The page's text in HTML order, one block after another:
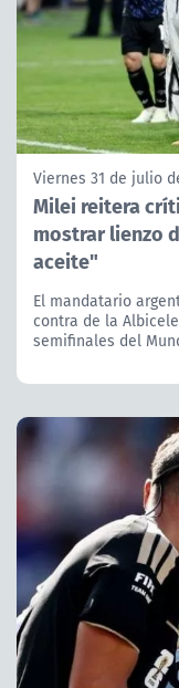
Viernes 31 de julio
Milei reitera
mostrar lienzo
aceite"
El mandatario
contra de la
semifinales del